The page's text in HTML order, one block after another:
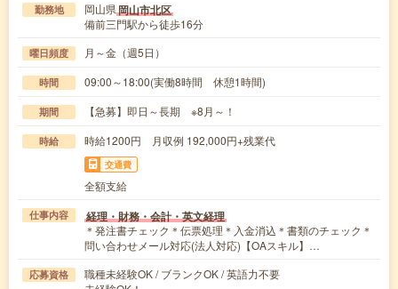
勤務地 岡山県岡山市北区
備前三門駅から徒歩16分
曜日頻度 月～金（週5日）
時間 09:00～18:00(実働8時間 休憩1時間)
期間 【急募】即日～長期 ※8月～！
時給 時給1200円 月収例 192,000円+残業代
交通費
全額支給
仕事内容 経理・財務・会計・英文経理
＊発注書チェック＊伝票処理＊入金消込＊書類のチェック＊
問い合わせメール対応(法人対応)【OAスキル】…
応募資格
職種未経験OK / ブランクOK / 英語力不要